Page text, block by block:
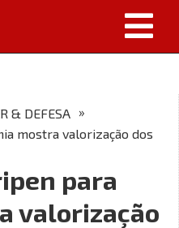
& DEFESA »
mostra valorização dos
para
valorização